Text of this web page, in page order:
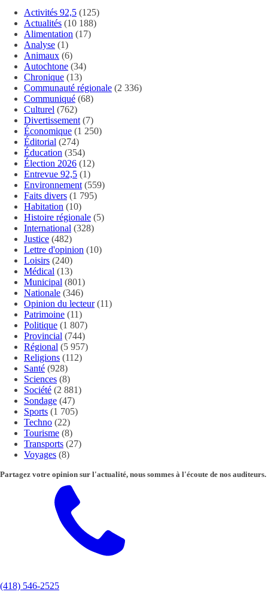
Activités 92,5 (125)
Actualités (10 188)
Alimentation (17)
Analyse (1)
Animaux (6)
Autochtone (34)
Chronique (13)
Communauté régionale (2 336)
Communiqué (68)
Culturel (762)
Divertissement (7)
Économique (1 250)
Éditorial (274)
Éducation (354)
Élection 2026 (12)
Entrevue 92,5 (1)
Environnement (559)
Faits divers (1 795)
Habitation (10)
Histoire régionale (5)
International (328)
Justice (482)
Lettre d'opinion (10)
Loisirs (240)
Médical (13)
Municipal (801)
Nationale (346)
Opinion du lecteur(11)
Patrimoine (11)
Politique (1 807)
Provincial (744)
Régional (5 957)
Religions (112)
Santé (928)
Sciences (8)
Société (2 881)
Sondage (47)
Sports (1 705)
Techno (22)
Tourisme (8)
Transports (27)
Voyages (8)
Partagez votre opinion sur l'actualité, nous sommes à l'écoute de nos auditeurs.
(418) 546-2525